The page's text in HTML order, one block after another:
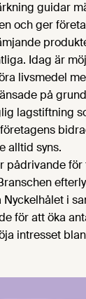
guidar
och ger
Idag är
livsmedel
på
lagstiftning
alltid syns.
pådrivande
i
för att öka
intresset